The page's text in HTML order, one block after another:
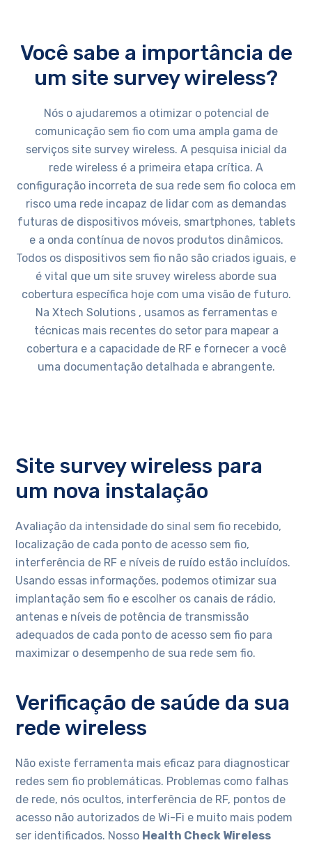
Você sabe a importância de
um site survey wireless?
Nós o ajudaremos a otimizar o potencial de
comunicação sem fio com uma ampla gama de
serviços site survey wireless. A pesquisa inicial da
rede wireless é a primeira etapa crítica. A
configuração incorreta de sua rede sem fio coloca em
risco uma rede incapaz de lidar com as demandas
futuras de dispositivos móveis, smartphones, tablets
e a onda contínua de novos produtos dinâmicos.
Todos os dispositivos sem fio não são criados iguais, e
é vital que um site sruvey wireless aborde sua
cobertura específica hoje com uma visão de futuro.
Na Xtech Solutions , usamos as ferramentas e
técnicas mais recentes do setor para mapear a
cobertura e a capacidade de RF e fornecer a você
uma documentação detalhada e abrangente.
Site survey wireless para
um nova instalação
Avaliação da intensidade do sinal sem fio recebido,
localização de cada ponto de acesso sem fio,
interferência de RF e níveis de ruído estão incluídos.
Usando essas informações, podemos otimizar sua
implantação sem fio e escolher os canais de rádio,
antenas e níveis de potência de transmissão
adequados de cada ponto de acesso sem fio para
maximizar o desempenho de sua rede sem fio.
Verificação de saúde da sua
rede wireless
Não existe ferramenta mais eficaz para diagnosticar
redes sem fio problemáticas. Problemas como falhas
de rede, nós ocultos, interferência de RF, pontos de
acesso não autorizados de Wi-Fi e muito mais podem
ser identificados. Nosso Health Check Wireless